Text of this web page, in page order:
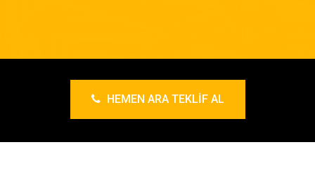
HEMEN ARA TEKLIF AL